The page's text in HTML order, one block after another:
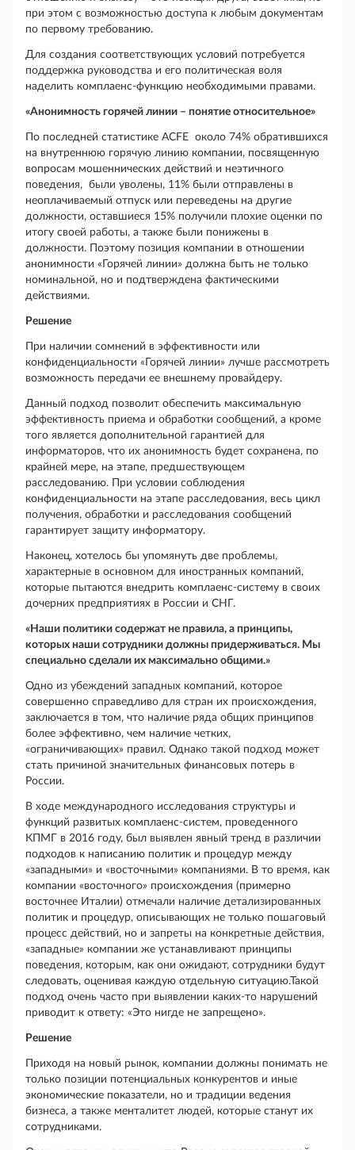
при этом с возможностью доступа к любым документам
по первому требованию.
Для создания соответствующих условий потребуется
поддержка руководства и его политическая воля
наделить комплаенс-функцию необходимыми правами.
«Анонимность горячей линии – понятие относительное»
По последней статистике ACFE около 74% обратившихся
на внутреннюю горячую линию компании, посвященную
вопросам мошеннических действий и неэтичного
поведения, были уволены, 11% были отправлены в
неоплачиваемый отпуск или переведены на другие
должности, оставшиеся 15% получили плохие оценки по
итогу своей работы, а также были понижены в
должности. Поэтому позиция компании в отношении
анонимности «Горячей линии» должна быть не только
номинальной, но и подтверждена фактическими
действиями.
Решение
При наличии сомнений в эффективности или
конфиденциальности «Горячей линии» лучше рассмотреть
возможность передачи ее внешнему провайдеру.
Данный подход позволит обеспечить максимальную
эффективность приема и обработки сообщений, а кроме
того является дополнительной гарантией для
информаторов, что их анонимность будет сохранена, по
крайней мере, на этапе, предшествующем
расследованию. При условии соблюдения
конфиденциальности на этапе расследования, весь цикл
получения, обработки и расследования сообщений
гарантирует защиту информатору.
Наконец, хотелось бы упомянуть две проблемы,
характерные в основном для иностранных компаний,
которые пытаются внедрить комплаенс-систему в своих
дочерних предприятиях в России и СНГ.
«Наши политики содержат не правила, а принципы,
которых наши сотрудники должны придерживаться. Мы
специально сделали их максимально общими.»
Одно из убеждений западных компаний, которое
совершенно справедливо для стран их происхождения,
заключается в том, что наличие ряда общих принципов
более эффективно, чем наличие четких,
«ограничивающих» правил. Однако такой подход может
стать причиной значительных финансовых потерь в
России.
В ходе международного исследования структуры и
функций развитых комплаенс-систем, проведенного
КПМГ в 2016 году, был выявлен явный тренд в различии
подходов к написанию политик и процедур между
«западными» и «восточными» компаниями. В то время, как
компании «восточного» происхождения (примерно
восточнее Италии) отмечали наличие детализированных
политик и процедур, описывающих не только пошаговый
процесс действий, но и запреты на конкретные действия,
«западные» компании же устанавливают принципы
поведения, которым, как они ожидают, сотрудники будут
следовать, оценивая каждую отдельную ситуацию.Такой
подход очень часто при выявлении каких-то нарушений
приводит к ответу: «Это нигде не запрещено».
Решение
Приходя на новый рынок, компании должны понимать не
только позиции потенциальных конкурентов и иные
экономические показатели, но и традиции ведения
бизнеса, а также менталитет людей, которые станут их
сотрудниками.